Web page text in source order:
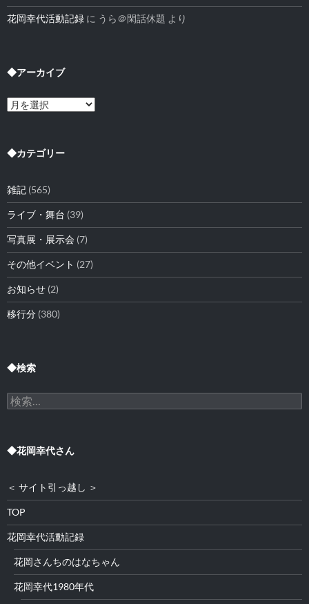
花岡幸代活動記録 に うら＠閑話休題 より
◆アーカイブ
◆
ア
イ
◆カテゴリー
雑記 (565)
ライブ・舞台 (39)
写真展・展示会 (7)
その他イベント (27)
お知らせ (2)
移行分 (380)
◆検索
検
索:
◆花岡幸代さん
＜ サイト引っ越し ＞
TOP
花岡幸代活動記録
花岡さんちのはなちゃん
花岡幸代1980年代